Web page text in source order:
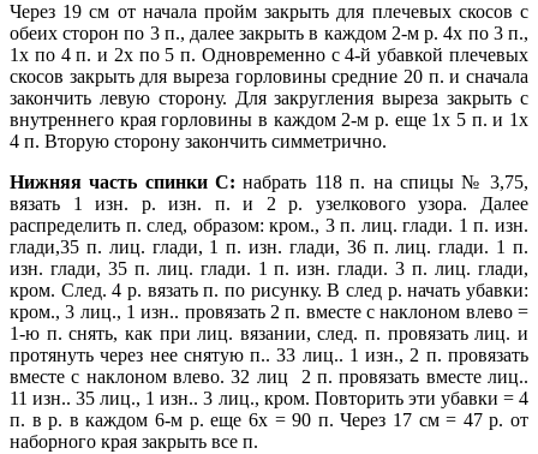
Через 19 см от начала пройм закрыть для плечевых скосов с
обеих сторон по 3 п., далее закрыть в каждом 2-м р. 4х по 3 п.,
1х по 4 п. и 2х по 5 п. Одновременно с 4-й убавкой плечевых
скосов закрыть для выреза горловины средние 20 п. и сначала
закончить левую сторону. Для закругления выреза закрыть с
внутреннего края горловины в каждом 2-м р. еще 1х 5 п. и 1х
4 п. Вторую сторону закончить симметрично.
Нижняя часть спинки С: набрать 118 п. на спицы № 3,75,
вязать 1 изн. р. изн. п. и 2 р. узелкового узора. Далее
распределить п. след, образом: кром., 3 п. лиц. глади. 1 п. изн.
глади,35 п. лиц. глади, 1 п. изн. глади, 36 п. лиц. глади. 1 п.
изн. глади, 35 п. лиц. глади. 1 п. изн. глади. 3 п. лиц. глади,
кром. След. 4 р. вязать п. по рисунку. В след р. начать убавки:
кром., 3 лиц., 1 изн.. провязать 2 п. вместе с наклоном влево =
1-ю п. снять, как при лиц. вязании, след. п. провязать лиц. и
протянуть через нее снятую п.. 33 лиц.. 1 изн., 2 п. провязать
вместе с наклоном влево. 32 лиц
2 п. провязать вместе лиц..
11 изн.. 35 лиц., 1 изн.. 3 лиц., кром. Повторить эти убавки = 4
п. в р. в каждом 6-м р. еще 6х = 90 п. Через 17 см = 47 р. от
наборного края закрыть все п.